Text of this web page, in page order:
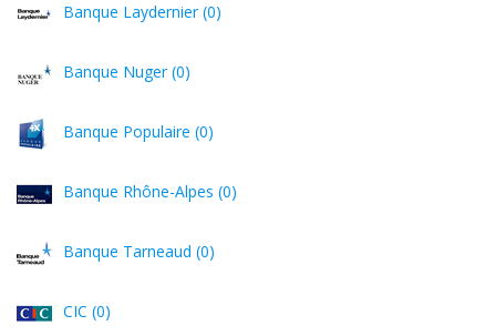
Banque Laydernier (0)
Banque Nuger (0)
Banque Populaire (0)
Banque Rhône-Alpes (0)
Banque Tarneaud (0)
CIC (0)